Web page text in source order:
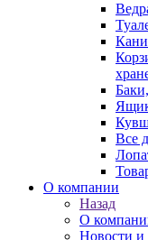
Все
О компании
Назад
О
Новости и